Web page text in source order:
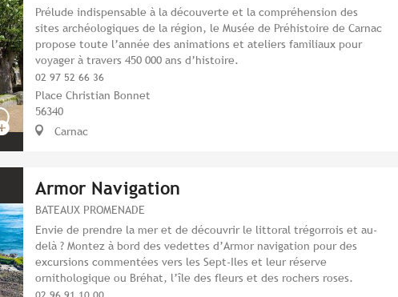
Prélude indispensable à la découverte et la compréhension des
sites archéologiques de la région, le Musée de Préhistoire de Carnac
propose toute l’année des animations et ateliers familiaux pour
voyager à travers 450 000 ans d’histoire.
02 97 52 66 36
Place Christian Bonnet
56340
Carnac
Armor Navigation
BATEAUX PROMENADE
Envie de prendre la mer et de découvrir le littoral trégorrois et au-
delà ? Montez à bord des vedettes d’Armor navigation pour des
excursions commentées vers les Sept-Iles et leur réserve
ornithologique ou Bréhat, l’île des fleurs et des rochers roses.